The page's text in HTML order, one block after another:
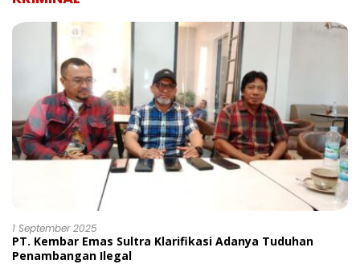
1 September 2025
PT. Kembar Emas Sultra Klarifikasi Adanya Tuduhan
Penambangan Ilegal